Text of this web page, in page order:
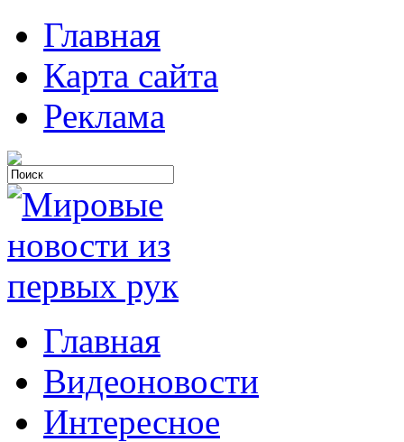
Главная
Карта сайта
Реклама
Главная
Видеоновости
Интересное